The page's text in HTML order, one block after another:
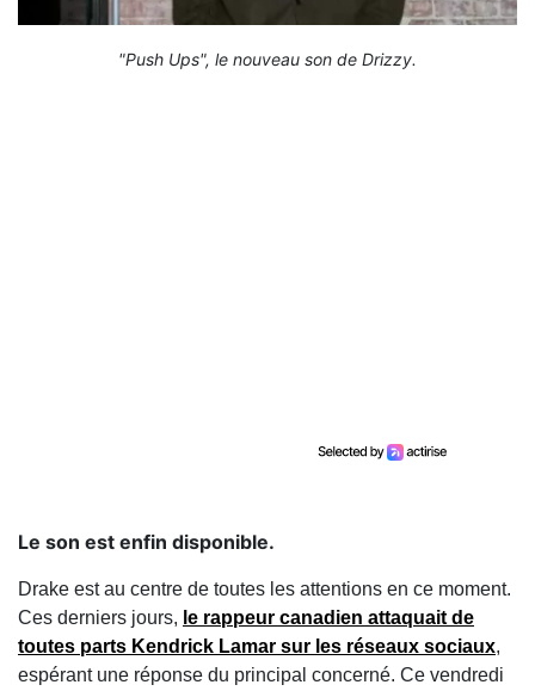
"Push Ups", le nouveau son de Drizzy.
Le son est enfin disponible.
Drake est au centre de toutes les attentions en ce moment.
Ces derniers jours, le rappeur canadien attaquait de
toutes parts Kendrick Lamar sur les réseaux sociaux,
espérant une réponse du principal concerné. Ce vendredi